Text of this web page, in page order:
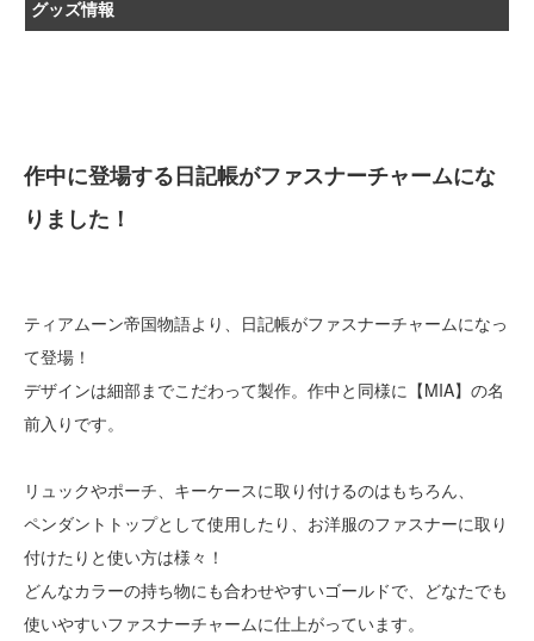
グッズ情報
作中に登場する日記帳がファスナーチャームにな
りました！
ティアムーン帝国物語より、日記帳がファスナーチャームになっ
て登場！
デザインは細部までこだわって製作。作中と同様に【MIA】の名
前入りです。
リュックやポーチ、キーケースに取り付けるのはもちろん、
ペンダントトップとして使用したり、お洋服のファスナーに取り
付けたりと使い方は様々！
どんなカラーの持ち物にも合わせやすいゴールドで、どなたでも
使いやすいファスナーチャームに仕上がっています。